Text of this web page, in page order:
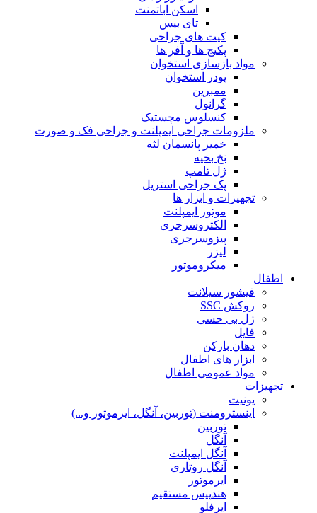
اسکن اباتمنت
تای بیس
کیت های جراحی
پکیج ها و آفر ها
مواد بازسازی استخوان
پودر استخوان
ممبرین
گرانول
کنسلوس مچستیک
ملزومات جراحی ایمپلنت و جراحی فک و صورت
خمیر پانسمان لثه
نخ بخیه
ژل تامپ
پک جراحی استریل
تجهیزات و ابزار ها
موتور ایمپلنت
الکتروسرجری
پیزوسرجری
لیزر
میکروموتور
اطفال
فیشور سیلانت
روکش SSC
ژل بی حسی
فایل
دهان بازکن
ابزار های اطفال
مواد عمومی اطفال
تجهیزات
یونیت
اینسترومنت (توربین، آنگل، ایرموتور و...)
توربین
آنگل
آنگل ایمپلنت
آنگل روتاری
ایرموتور
هندپیس مستقیم
ایرفلو